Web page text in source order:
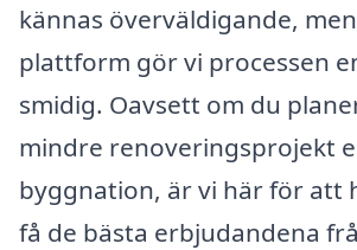
kännas överväldigande,
plattform gör vi processen
smidig. Oavsett om du
mindre renoveringsprojekt
byggnation, är vi här för att
få de bästa erbjudandena